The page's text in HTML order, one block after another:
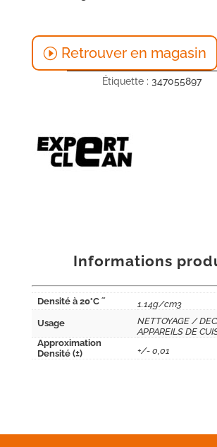
Retrouver en magasin
Étiquette : 347055897
Informations
Densité à 20°C ˜
1.14g/cm3
Usage
NETTOYAGE /
APPAREILS DE
Approximation
Densité (±)
+/- 0,01